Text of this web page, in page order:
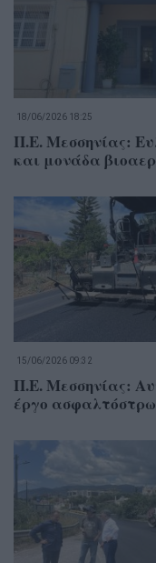
18/06/2026 18:25
Π.Ε. Μεσσηνίας:
και μονάδα
15/06/2026 09:32
Π.Ε. Μεσσηνίας:
έργο